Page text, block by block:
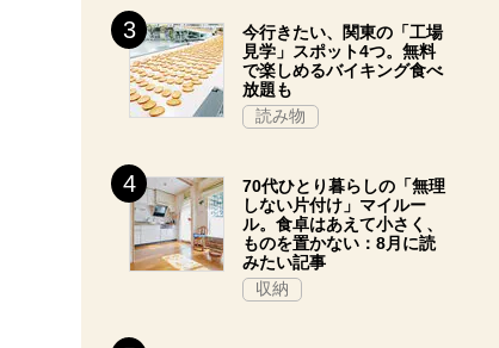
今行きたい、関東の「工場
見学」スポット4つ。無料
で楽しめるバイキング食べ
放題も
読み物
70代ひとり暮らしの「無理
しない片付け」マイルー
ル。食卓はあえて小さく、
ものを置かない：8月に読
みたい記事
収納